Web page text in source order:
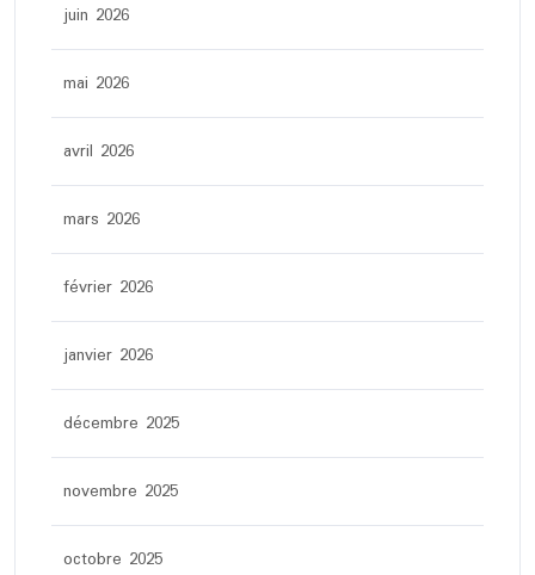
juin 2026
mai 2026
avril 2026
mars 2026
février 2026
janvier 2026
décembre 2025
novembre 2025
octobre 2025